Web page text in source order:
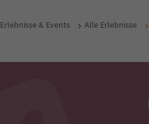
Erlebnisse & Events Alle Erlebnisse